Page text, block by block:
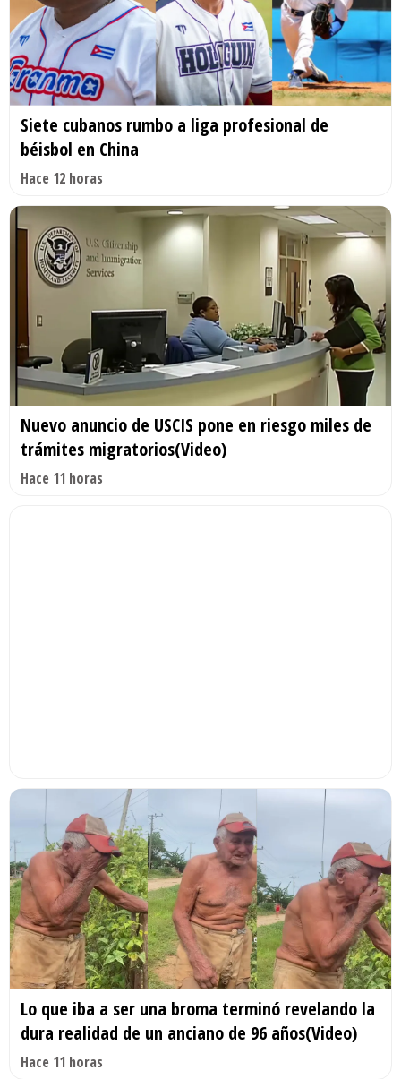
Siete cubanos rumbo a liga profesional de
béisbol en China
Hace 12 horas
Nuevo anuncio de USCIS pone en riesgo miles de
trámites migratorios(Video)
Hace 11 horas
Lo que iba a ser una broma terminó revelando la
dura realidad de un anciano de 96 años(Video)
Hace 11 horas